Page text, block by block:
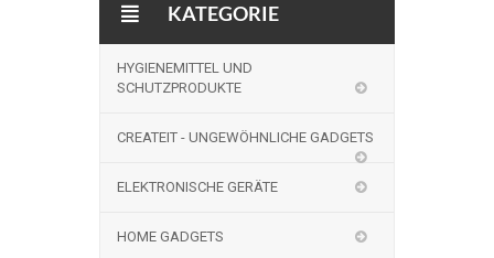
KATEGORIE
HYGIENEMITTEL UND
SCHUTZPRODUKTE
CREATEIT - UNGEWÖHNLICHE GADGETS
ELEKTRONISCHE GERÄTE
HOME GADGETS